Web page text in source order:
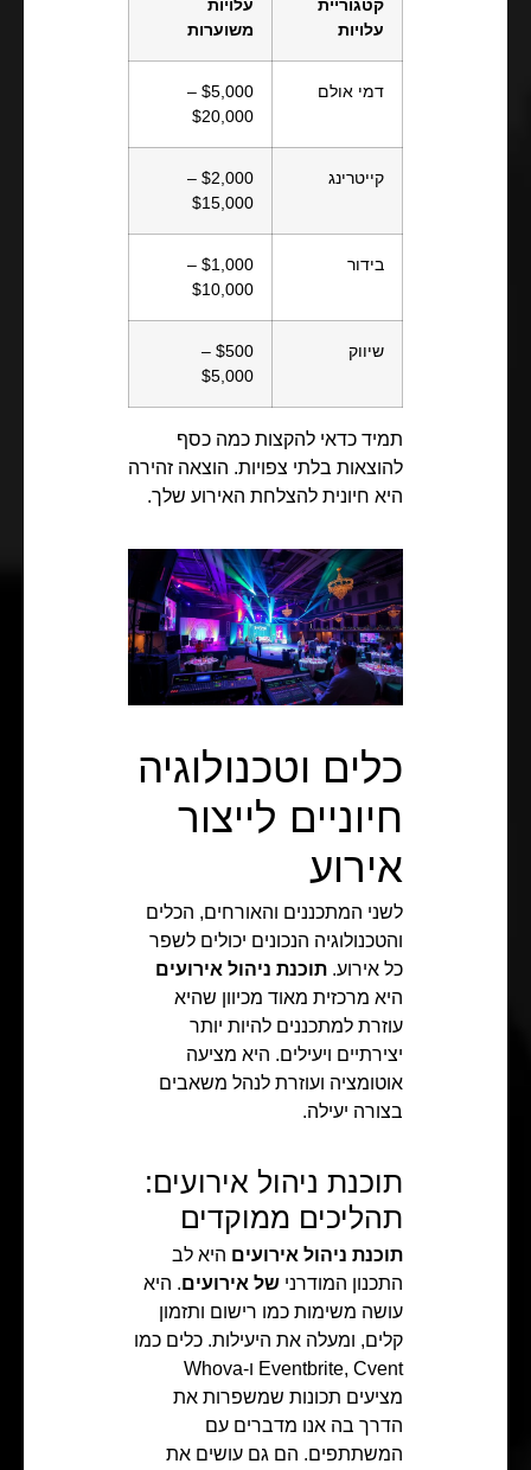
קטגוריית
עלויות
עלויות
משוערות
דמי אולם
$5,000 –
$20,000
קייטרינג
$2,000 –
$15,000
בידור
$1,000 –
$10,000
שיווק
$500 –
$5,000
תמיד כדאי להקצות כמה כסף
להוצאות בלתי צפויות. הוצאה זהירה
היא חיונית להצלחת האירוע שלך.
כלים וטכנולוגיה
חיוניים לייצור
אירוע
לשני המתכננים והאורחים, הכלים
והטכנולוגיה הנכונים יכולים לשפר
כל אירוע. תוכנת ניהול אירועים
היא מרכזית מאוד מכיוון שהיא
עוזרת למתכננים להיות יותר
יצירתיים ויעילים. היא מציעה
אוטומציה ועוזרת לנהל משאבים
בצורה יעילה.
תוכנת ניהול אירועים:
תהליכים ממוקדים
תוכנת ניהול אירועים היא לב
התכנון המודרני של אירועים. היא
עושה משימות כמו רישום ותזמון
קלים, ומעלה את היעילות. כלים כמו
Eventbrite, Cvent ו-Whova
מציעים תכונות שמשפרות את
הדרך בה אנו מדברים עם
המשתתפים. הם גם עושים את